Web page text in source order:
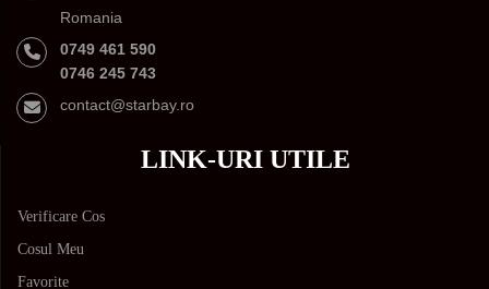
Romania
0749 461 590
0746 245 743
contact@starbay.ro
LINK-URI UTILE
Verificare Cos
Cosul Meu
Favorite